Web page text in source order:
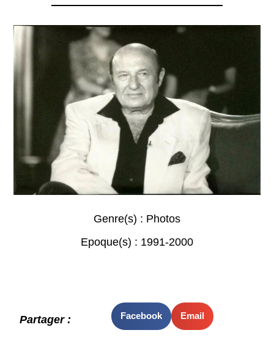
Genre(s) : Photos
Epoque(s) : 1991-2000
Partager : Facebook Email